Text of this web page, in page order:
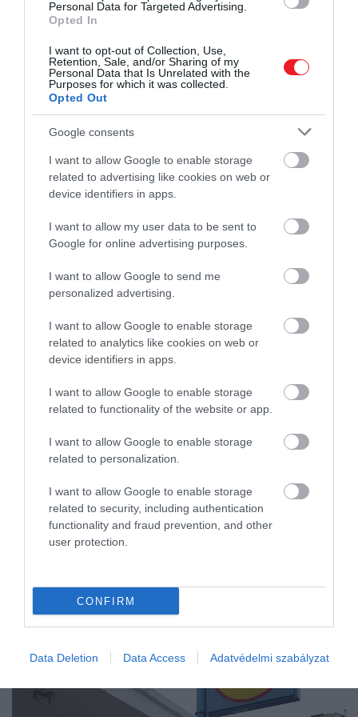
Personal Data for Targeted Advertising.
Opted In
I want to opt-out of Collection, Use,
Retention, Sale, and/or Sharing of my
Personal Data that Is Unrelated with the
Purposes for which it was collected.
Opted Out
Google consents
I want to allow Google to enable storage
related to advertising like cookies on web or
device identifiers in apps.
I want to allow my user data to be sent to
Google for online advertising purposes.
I want to allow Google to send me
personalized advertising.
I want to allow Google to enable storage
related to analytics like cookies on web or
device identifiers in apps.
I want to allow Google to enable storage
related to functionality of the website or app.
I want to allow Google to enable storage
related to personalization.
I want to allow Google to enable storage
related to security, including authentication
functionality and fraud prevention, and other
user protection.
CONFIRM
Data Deletion Data Access Adatvédelmi szabályzat
vasútvonal, amelyet a legtöbb turista
valamiért figyelmen kívül hagy – pedig a
Porto és Pocinho közötti 175 kilométeres
út Európa egyik leglátványosabb vasúti
élménye. A vonat nemcsak a Douro folyó
2025. OKTÓBER 26. ● HAMU ÉS GYÉMÁNT
Gyönyörű tájakon vezet végig
Európa szinte ismeretlen…